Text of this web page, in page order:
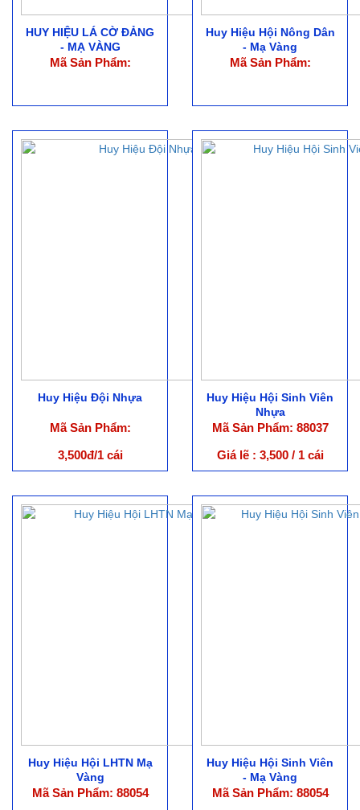
HUY HIỆU LÁ CỜ ĐẢNG
- MẠ VÀNG
Mã Sản Phẩm:
Huy Hiệu Hội Nông Dân
- Mạ Vàng
Mã Sản Phẩm:
Huy Hiệu Đội Nhựa
Mã Sản Phẩm:
3,500đ/1 cái
Huy Hiệu Hội Sinh Viên
Nhựa
Mã Sản Phẩm: 88037
Giá lẽ : 3,500 / 1 cái
Huy Hiệu Hội LHTN Mạ
Vàng
Mã Sản Phẩm: 88054
Huy Hiệu Hội Sinh Viên
- Mạ Vàng
Mã Sản Phẩm: 88054